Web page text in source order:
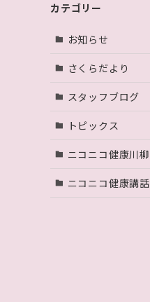
カテゴリー
お知らせ
さくらだより
スタッフブログ
トピックス
ニコニコ健康川柳
ニコニコ健康講話